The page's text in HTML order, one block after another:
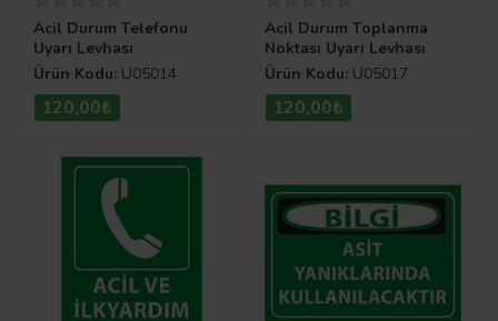
Acil Durum Telefonu
Uyarı Levhası
Ürün Kodu: U05014
120,00₺
Acil Durum Toplanma
Noktası Uyarı Levhası
Ürün Kodu: U05017
120,00₺